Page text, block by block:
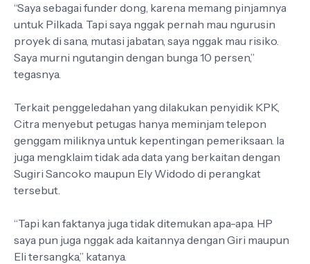
“Saya sebagai funder dong, karena memang pinjamnya
untuk Pilkada. Tapi saya nggak pernah mau ngurusin
proyek di sana, mutasi jabatan, saya nggak mau risiko.
Saya murni ngutangin dengan bunga 10 persen,”
tegasnya.
Terkait penggeledahan yang dilakukan penyidik KPK,
Citra menyebut petugas hanya meminjam telepon
genggam miliknya untuk kepentingan pemeriksaan. Ia
juga mengklaim tidak ada data yang berkaitan dengan
Sugiri Sancoko maupun Ely Widodo di perangkat
tersebut.
“Tapi kan faktanya juga tidak ditemukan apa-apa. HP
saya pun juga nggak ada kaitannya dengan Giri maupun
Eli tersangka,” katanya.